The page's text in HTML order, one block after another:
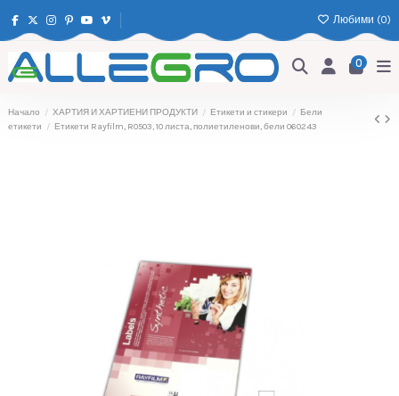
Любими (0)
0
Начало ХАРТИЯ И ХАРТИЕНИ ПРОДУКТИ Етикети и стикери
Бели
етикети
Етикети Rayfilm, R0503, 10 листа, полиетиленови, бели 060243